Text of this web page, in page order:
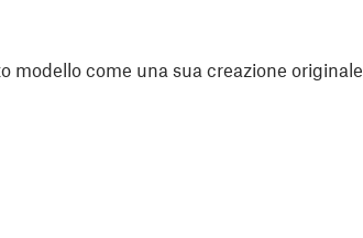
modello come una sua creazione originale.